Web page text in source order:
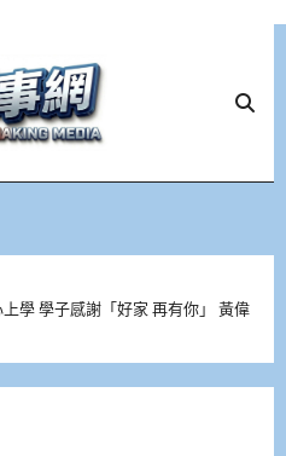
學 學子感謝「好家 再有你」 黃偉